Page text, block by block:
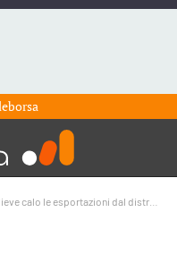
calo le esportazioni dal distretto del Triveneto: -4,1% nel I trimestre